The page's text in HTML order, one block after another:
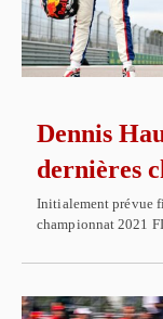
Dennis
dernières
Initialement prévue
championnat 2021